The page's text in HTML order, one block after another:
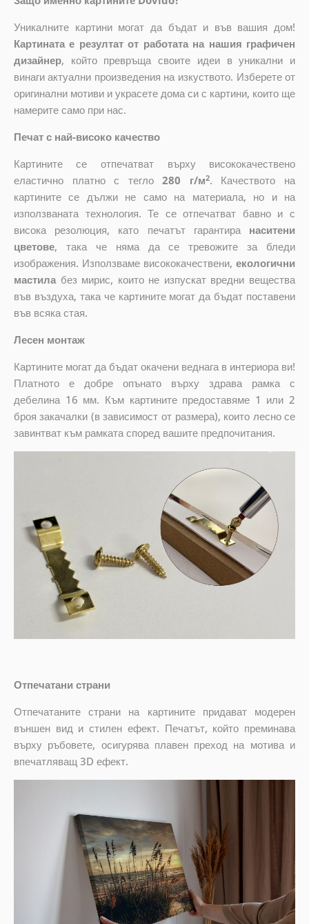
Уникалните картини могат да бъдат и във вашия дом!
Картината е резултат от работата на нашия графичен
дизайнер, койтопревръща своите идеи в уникални и
винаги актуални произведения на изкуството. Изберете от
оригинални мотиви и украсете дома си с картини, които ще
намерите само при нас.
Печат с най-високо качество
Картините се отпечатват върху висококачествено
еластично платно с тегло280 г/м2. Качеството на
картините се дължи не само на материала, но и на
използваната технология. Те се отпечатват бавно и с
висока резолюция, като печатът гарантира наситени
цветове, така че няма да се тревожите за бледи
изображения. Използваме висококачествени,екологични
мастилабез мирис, които не изпускат вредни вещества
във въздуха, така че картините могат да бъдат поставени
във всяка стая.
Лесен монтаж
Картините могат да бъдат окачени веднага в интериора ви!
Платното е добре опънато върху здрава рамка с
дебелина 16 мм. Към картините предоставяме 1 или 2
броя закачалки (в зависимост от размера), които лесно се
завинтват към рамката според вашите предпочитания.
Отпечатани страни
Отпечатаните страни на картините придават модерен
външен вид и стилен ефект. Печатът, който преминава
върху ръбовете, осигурява плавен преход на мотива и
впечатляващ 3D ефект.